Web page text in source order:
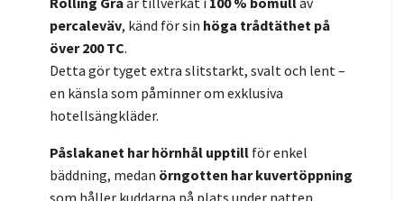
percaleväv, känd för sin höga trådtäthet på
över 200 TC.
Detta gör tyget extra slitstarkt, svalt och lent –
en känsla som påminner om exklusiva
hotellsängkläder.
Påslakanet har hörnhål upptill för enkel
bäddning, medan örngotten har kuvertöppning
som håller kuddarna på plats under natten.